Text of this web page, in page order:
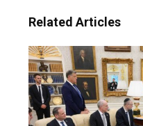
Related Articles